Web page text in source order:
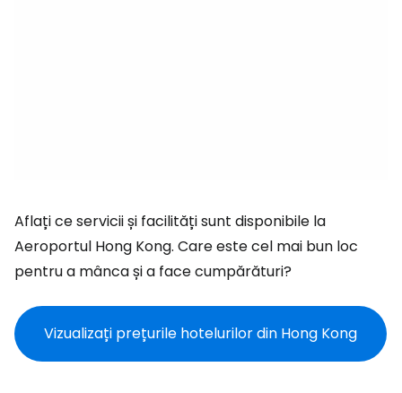
Aflați ce servicii și facilități sunt disponibile la
Aeroportul Hong Kong. Care este cel mai bun loc
pentru a mânca și a face cumpărături?
Vizualizați prețurile hotelurilor din Hong Kong